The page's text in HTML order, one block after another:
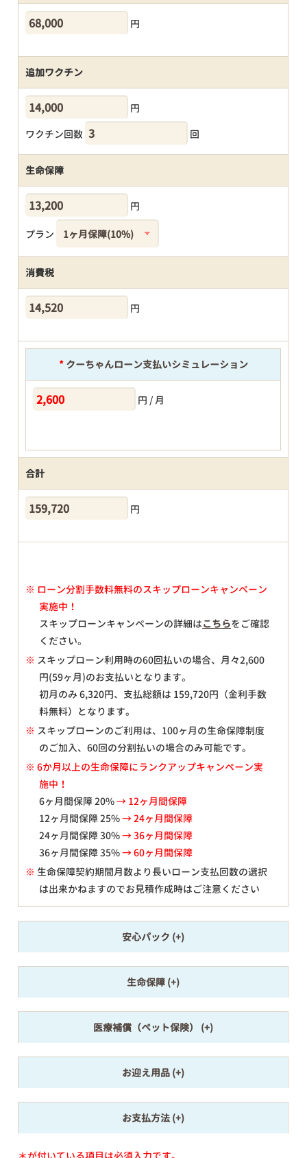
円
追加ワクチン
円
ワクチン回数
回
生命保障
円
プラン
消費税
円
*クーちゃんローン支払いシミュレーション
円 / 月
合計
円
※ ローン分割手数料無料のスキップローンキャンペーン
実施中！
スキップローンキャンペーンの詳細はこちらをご確認
ください。
※ スキップローン利用時の60回払いの場合、月々2,600
円(59ヶ月)のお支払いとなります。
初月のみ6,320円、支払総額は 159,720円（金利手数
料無料）となります。
※ スキップローンのご利用は、100ヶ月の生命保障制度
のご加入、60回の分割払いの場合のみ可能です。
※ 6か月以上の生命保障にランクアップキャンペーン実
施中！
6ヶ月間保障 20%→ 12ヶ月間保障
12ヶ月間保障 25%→ 24ヶ月間保障
24ヶ月間保障 30%→ 36ヶ月間保障
36ヶ月間保障 35%→ 60ヶ月間保障
※ 生命保障契約期間月数より長いローン支払回数の選択
は出来かねますのでお見積作成時はご注意ください
安心パック
生命保障
医療補償（ペット保険）
お迎え用品
お支払方法